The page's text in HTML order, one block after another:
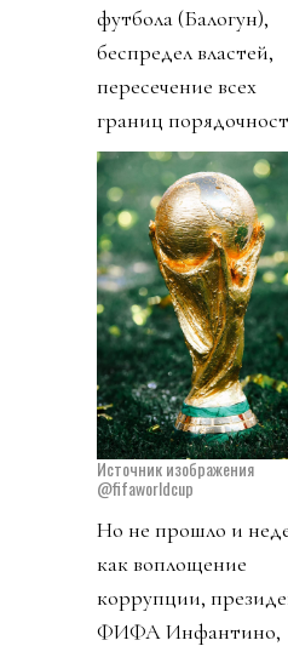
футбола (Балогун),
беспредел властей,
пересечение всех
границ
Источник изображения
@fifaworldcup
Но не прошло и
как воплощение
коррупции,
ФИФА Инфантино,